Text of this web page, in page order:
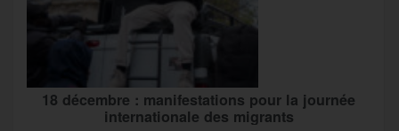
18 décembre : manifestations pour la journée
internationale des migrants